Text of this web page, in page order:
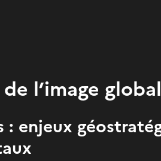
l’image
: enjeux